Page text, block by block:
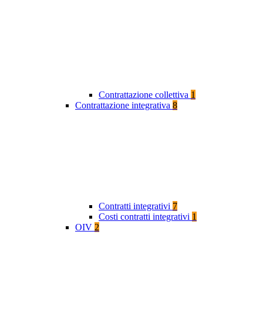
Contrattazione collettiva 1
Contrattazione integrativa 8
Contratti integrativi 7
Costi contratti integrativi 1
OIV 2